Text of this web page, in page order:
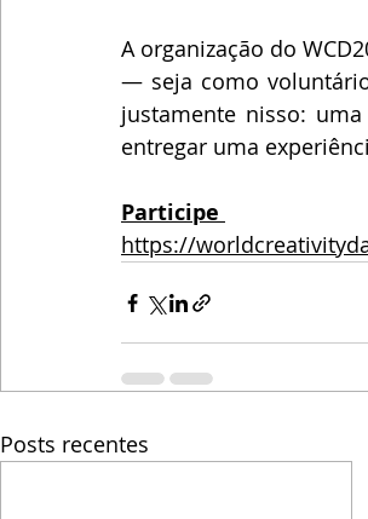
A organização do
— seja como
justamente nisso:
entregar uma
Participe
https://
Posts recentes